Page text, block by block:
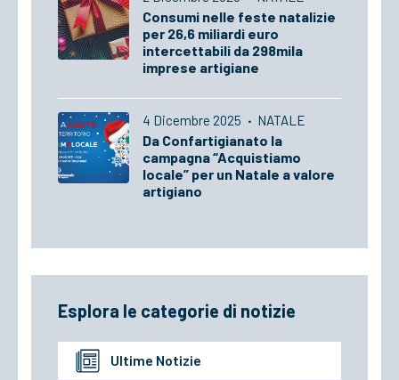
Consumi nelle feste natalizie
per 26,6 miliardi euro
intercettabili da 298mila
imprese artigiane
4 Dicembre 2025 · NATALE
Da Confartigianato la
campagna “Acquistiamo
locale” per un Natale a valore
artigiano
Esplora le categorie di notizie
Ultime Notizie